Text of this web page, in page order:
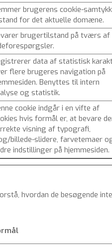
brugerens cookie-
for det aktuelle domæne.
brugertilstand på tværs af
data af statistisk
flere brugeres navigation på
Benyttes til intern
og statistik.
cookie indgår i en vifte af
hvis formål er, at bevare
visning af typografi,
billede-slidere, farvetemaer
indstillinger på hjemmesiden.
hvordan de besøgende